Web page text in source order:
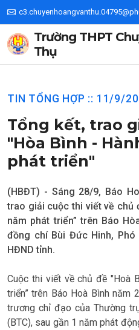
Trường THPT
Thụ
TIN TỔNG HỢP :: 11/9/
Tổng kết, trao
"Hòa Bình -
phát triển"
(HBĐT) - Sáng 28/9, Báo
trao giải cuộc thi viết về chủ
năm phát triển” trên Báo
đồng chí Bùi Đức Hinh,
HĐND tỉnh.
Cuộc thi viết về chủ đề "Hoà
triển” trên Báo Hoà Bình năm
trương chỉ đạo của Thường
(BTC), sau gần 1 năm phát